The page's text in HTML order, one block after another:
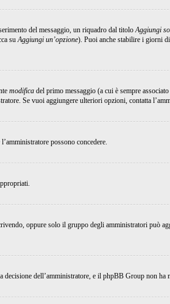
del messaggio, un riquadro dal titoloAggiungi
suAggiungi un’opzione). Puoi anche stabilire i giorni
modifica del primo messaggio (a cui è sempre
Se vuoi aggiungere ulteriori opzioni, contatta
possono concedere.
oppure solo il gruppo degli amministratori può
dell’amministratore, e il phpBB Group non ha